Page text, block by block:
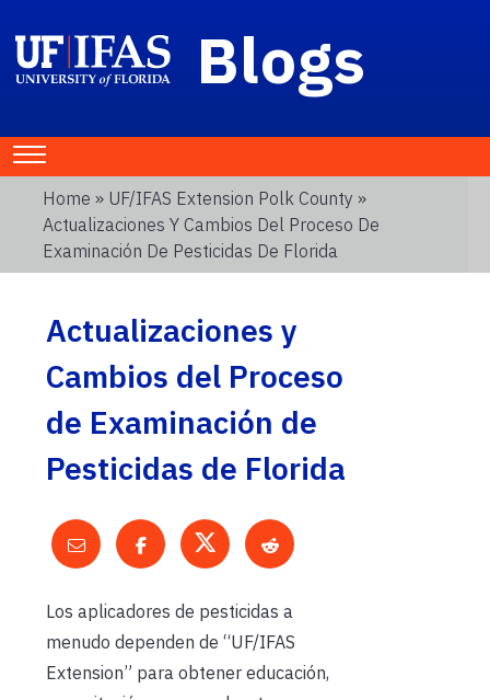
Blogs
Home » UF/IFAS Extension Polk County »
Actualizaciones Y Cambios Del Proceso De
Examinación De Pesticidas De Florida
Actualizaciones y
Cambios del Proceso
de Examinación de
Pesticidas de Florida
Los aplicadores de pesticidas a
menudo dependen de “UF/IFAS
Extension” para obtener educación,